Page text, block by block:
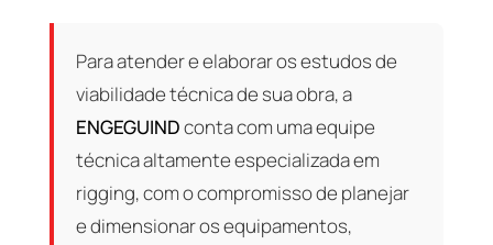
Para atender e elaborar os estudos de
viabilidade técnica de sua obra, a
ENGEGUINDconta com uma equipe
técnica altamente especializada em
rigging, com o compromisso de planejar
e dimensionar os equipamentos,